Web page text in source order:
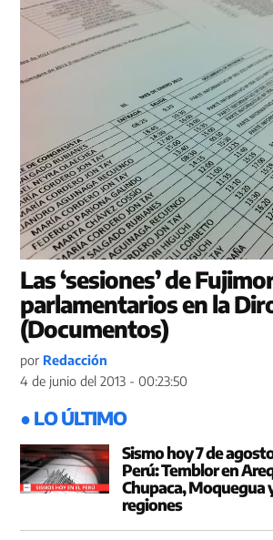
Las ‘sesiones’ de
parlamentarios en la
(Documentos)
por Redacción
4 de junio del 2013 - 00:23:50
● LO ÚLTIMO
Sismo hoy 7 de
Perú: Temblor en
Chupaca, Moquegua
regiones